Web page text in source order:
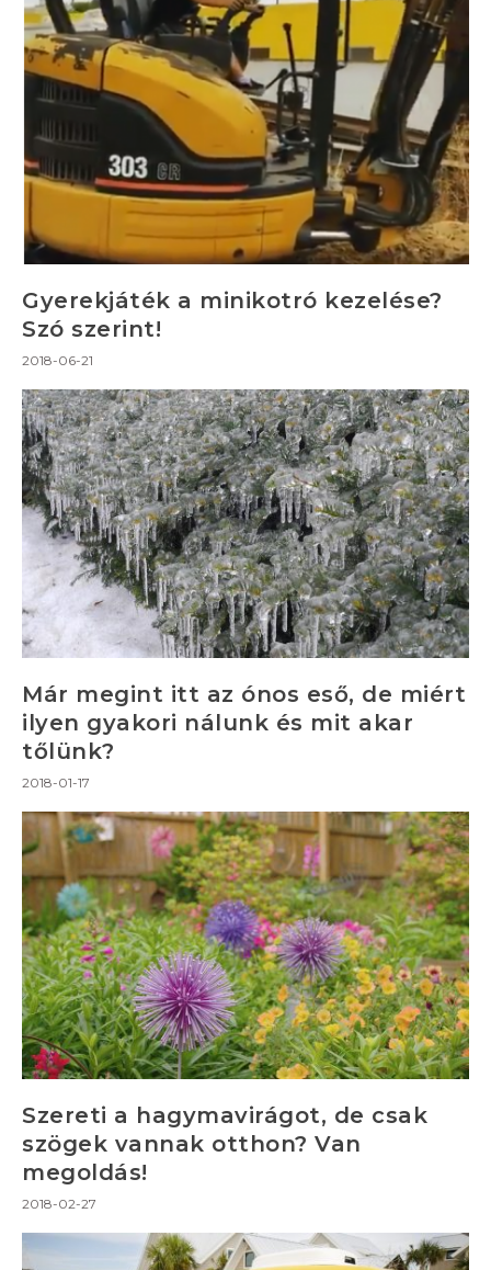
Gyerekjáték a minikotró kezelése?
Szó szerint!
2018-06-21
Már megint itt az ónos eső, de miért
ilyen gyakori nálunk és mit akar
tőlünk?
2018-01-17
Szereti a hagymavirágot, de csak
szögek vannak otthon? Van
megoldás!
2018-02-27